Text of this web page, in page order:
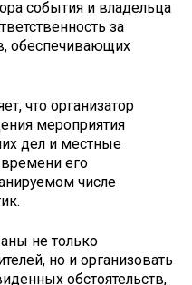
события и владельца
за
обеспечивающих
что организатор
мероприятия
дел и местные
времени его
числе
не только
но и организовать
обстоятельств,